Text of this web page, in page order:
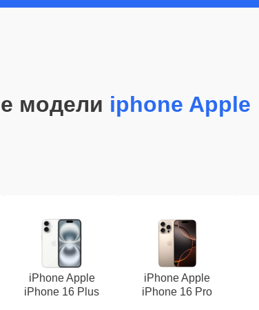
модели iphone Apple
iPhone Apple
iPhone 16 Plus
iPhone Apple
iPhone 16 Pro